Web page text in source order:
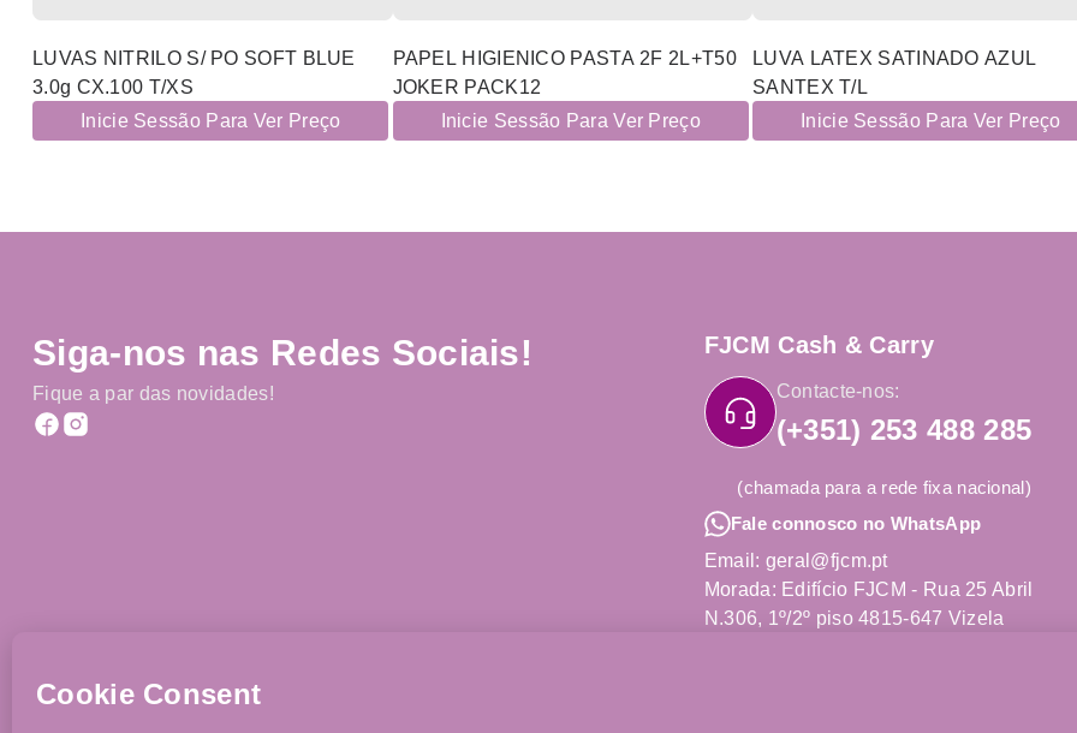
LUVAS NITRILO S/ PO SOFT BLUE
3.0g CX.100 T/XS
Inicie Sessão Para Ver Preço
PAPEL HIGIENICO PASTA 2F 2L+T50
JOKER PACK12
Inicie Sessão Para Ver Preço
LUVA LATEX SATINADO AZUL
SANTEX T/L
Inicie Sessão Para Ver Preço
Siga-nos nas Redes Sociais!
Fique a par das novidades!
FJCM Cash & Carry
Contacte-nos:
(+351) 253 488 285
(chamada para a rede fixa nacional)
Fale connosco no WhatsApp
Email: geral@fjcm.pt
Morada: Edifício FJCM - Rua 25 Abril
N.306, 1º/2º piso 4815-647 Vizela